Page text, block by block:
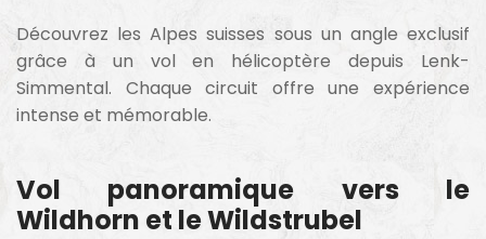
Découvrez les Alpes suisses sous un angle exclusif
grâce à un vol en hélicoptère depuis Lenk-
Simmental. Chaque circuit offre une expérience
intense et mémorable.
Vol panoramique vers le
Wildhorn et le Wildstrubel